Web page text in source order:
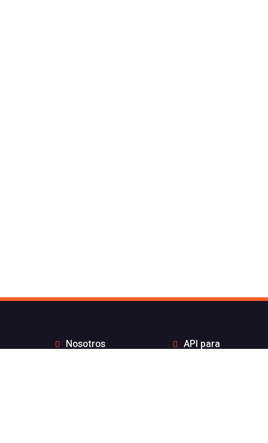
Nosotros
API para